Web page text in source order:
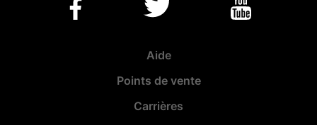
Aide
Points de vente
Carrières